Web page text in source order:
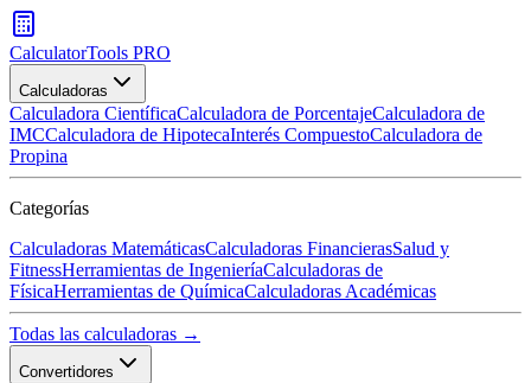
CalculatorTools PRO
Calculadoras
Calculadora CientíficaCalculadora de PorcentajeCalculadora de
IMCCalculadora de HipotecaInterés CompuestoCalculadora de
Propina
Categorías
Calculadoras MatemáticasCalculadoras FinancierasSalud y
FitnessHerramientas de IngenieríaCalculadoras de
FísicaHerramientas de QuímicaCalculadoras Académicas
Todas las calculadoras →
Convertidores